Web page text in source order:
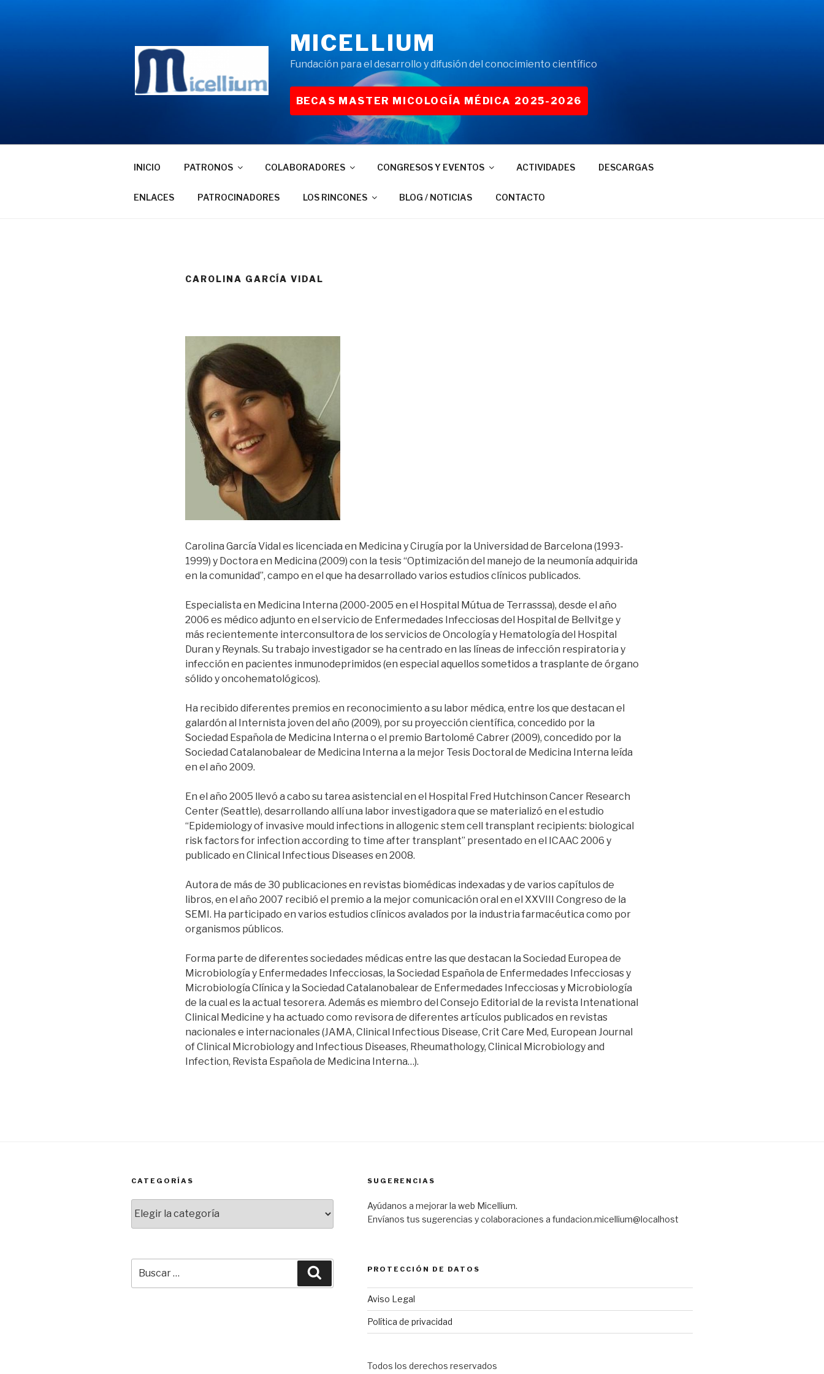
MICELLIUM
Fundación para el desarrollo y difusión del conocimiento científico
BECAS MASTER MICOLOGÍA MÉDICA 2025-2026
INICIO PATRONOS COLABORADORES CONGRESOS Y EVENTOS ACTIVIDADES DESCARGAS
ENLACES PATROCINADORES LOS RINCONES BLOG / NOTICIAS CONTACTO
CAROLINA GARCÍA VIDAL
Carolina García Vidal es licenciada en Medicina y Cirugía por la Universidad de Barcelona (1993-
1999) y Doctora en Medicina (2009) con la tesis “Optimización del manejo de la neumonía adquirida
en la comunidad”, campo en el que ha desarrollado varios estudios clínicos publicados.
Especialista en Medicina Interna (2000-2005 en el Hospital Mútua de Terrasssa), desde el año
2006 es médico adjunto en el servicio de Enfermedades Infecciosas del Hospital de Bellvitge y
más recientemente interconsultora de los servicios de Oncología y Hematología del Hospital
Duran y Reynals. Su trabajo investigador se ha centrado en las líneas de infección respiratoria y
infección en pacientes inmunodeprimidos (en especial aquellos sometidos a trasplante de órgano
sólido y oncohematológicos).
Ha recibido diferentes premios en reconocimiento a su labor médica, entre los que destacan el
galardón al Internista joven del año (2009), por su proyección científica, concedido por la
Sociedad Española de Medicina Interna o el premio Bartolomé Cabrer (2009), concedido por la
Sociedad Catalanobalear de Medicina Interna a la mejor Tesis Doctoral de Medicina Interna leída
en el año 2009.
En el año 2005 llevó a cabo su tarea asistencial en el Hospital Fred Hutchinson Cancer Research
Center (Seattle), desarrollando allí una labor investigadora que se materializó en el estudio
“Epidemiology of invasive mould infections in allogenic stem cell transplant recipients: biological
risk factors for infection according to time after transplant” presentado en el ICAAC 2006 y
publicado en Clinical Infectious Diseases en 2008.
Autora de más de 30 publicaciones en revistas biomédicas indexadas y de varios capítulos de
libros, en el año 2007 recibió el premio a la mejor comunicación oral en el XXVIII Congreso de la
SEMI. Ha participado en varios estudios clínicos avalados por la industria farmacéutica como por
organismos públicos.
Forma parte de diferentes sociedades médicas entre las que destacan la Sociedad Europea de
Microbiología y Enfermedades Infecciosas, la Sociedad Española de Enfermedades Infecciosas y
Microbiología Clínica y la Sociedad Catalanobalear de Enfermedades Infecciosas y Microbiología
de la cual es la actual tesorera. Además es miembro del Consejo Editorial de la revista Intenational
Clinical Medicine y ha actuado como revisora de diferentes artículos publicados en revistas
nacionales e internacionales (JAMA, Clinical Infectious Disease, Crit Care Med, European Journal
of Clinical Microbiology and Infectious Diseases, Rheumathology, Clinical Microbiology and
Infection, Revista Española de Medicina Interna…).
CATEGORÍAS
por:
SUGERENCIAS
Ayúdanos a mejorar la web Micellium.
Envíanos tus sugerencias y colaboraciones a fundacion.micellium@localhost
PROTECCIÓN DE DATOS
Aviso Legal
Política de privacidad
Todos los derechos reservados